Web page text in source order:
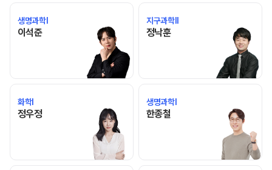
생명과학I
이석준이석준 선생님 홈 바로가기
지구과학II
정낙훈정낙훈 선생님 홈 바로가기
화학I
정우정정우정 선생님 홈 바로가기
생명과학I
한종철 한종철 선생님 홈 바로가기